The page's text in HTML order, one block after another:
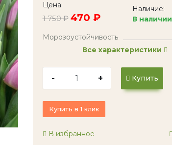
Цена:
1 750 ₽ 470 ₽
Наличие:
В наличии
Морозоустойчивость
Все характеристики
- + Купить
Купить в 1 клик
В избранное